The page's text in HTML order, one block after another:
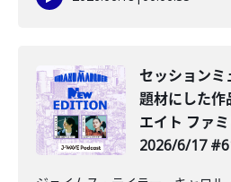
セッションミ
題材にした作
エイト ファ
2026/6/17